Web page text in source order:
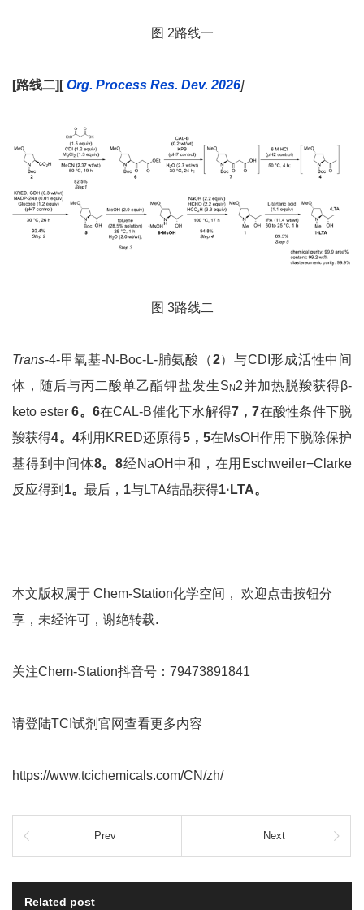
图 2路线一
[路线二][ Org. Process Res. Dev. 2026]
图 3路线二
Trans-4-甲氧基-N-Boc-L-脯氨酸（2）与CDI形成活性中间
体，随后与丙二酸单乙酯钾盐发生SN 2并加热脱羧获得β-
keto ester6。6在CAL-B催化下水解得7，7在酸性条件下脱
羧获得4。4利用KRED还原得5，5在MsOH作用下脱除保护
基得到中间体8。8经NaOH中和，在用Eschweiler−Clarke
反应得到 1。 最后， 1与LTA结晶获得1·LTA。
本文版权属于 Chem-Station化学空间， 欢迎点击按钮分
享，未经许可，谢绝转载.
关注Chem-Station抖音号：79473891841
请登陆TCI试剂官网查看更多内容
https://www.tcichemicals.com/CN/zh/
Prev Next
Related post